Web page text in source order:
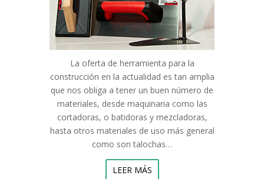
La oferta de herramienta para la
construcción en la actualidad es tan amplia
que nos obliga a tener un buen número de
materiales, desde maquinaria como las
cortadoras, o batidoras y mezcladoras,
hasta otros materiales de uso más general
como son talochas…
LEER MÁS